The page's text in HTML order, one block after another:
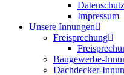
Impressum
Unsere Innungen
Freisprechung
Baugewerbe-
Dachdecker-